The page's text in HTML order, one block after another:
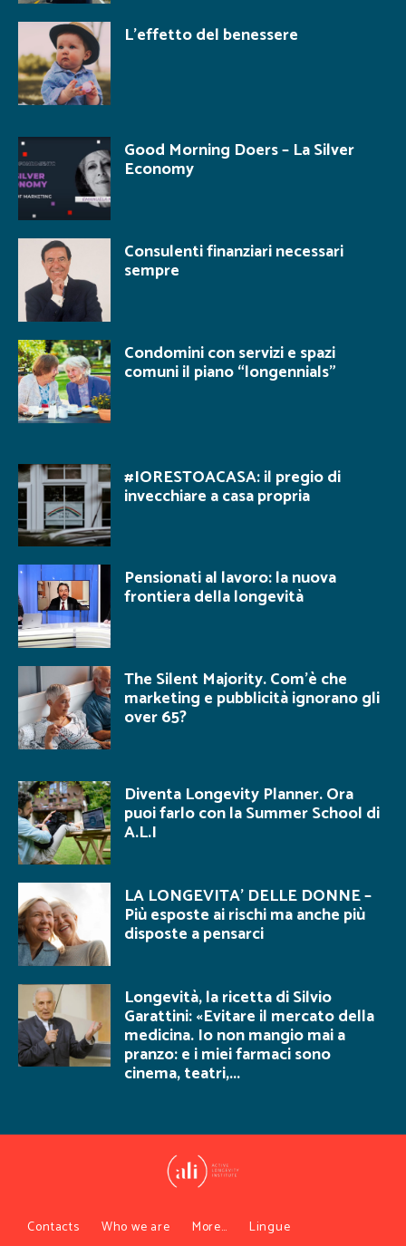
L’effetto del benessere
Good Morning Doers – La Silver
Economy
Consulenti finanziari necessari
sempre
Condomini con servizi e spazi
comuni il piano “longennials”
#IORESTOACASA: il pregio di
invecchiare a casa propria
Pensionati al lavoro: la nuova
frontiera della longevità
The Silent Majority. Com’è che
marketing e pubblicità ignorano gli
over 65?
Diventa Longevity Planner. Ora
puoi farlo con la Summer School di
A.L.I
LA LONGEVITA’ DELLE DONNE –
Più esposte ai rischi ma anche più
disposte a pensarci
Longevità, la ricetta di Silvio
Garattini: «Evitare il mercato della
medicina. Io non mangio mai a
pranzo: e i miei farmaci sono
cinema, teatri,...
Contacts Who we are More… Lingue